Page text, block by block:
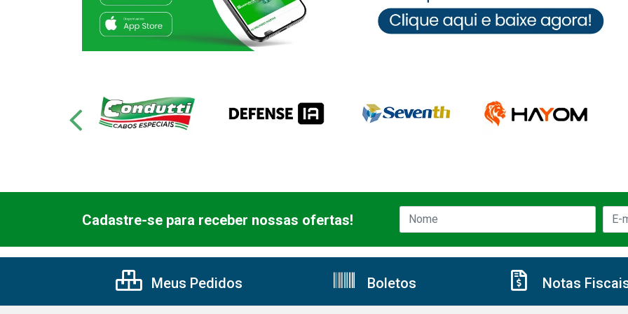
Cadastre-se para receber nossas ofertas!
Meus Pedidos Boletos Notas